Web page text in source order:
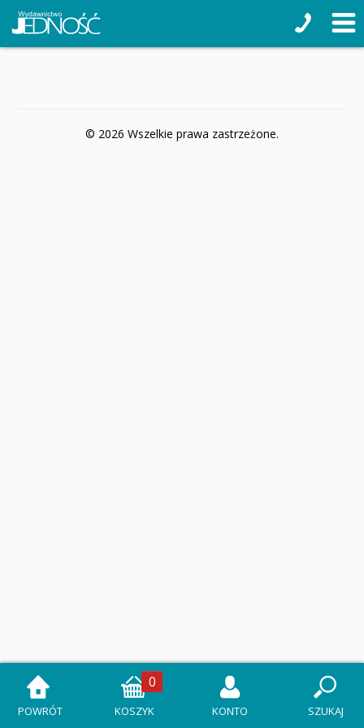
© 2026 Wszelkie prawa zastrzeżone.
POWRÓT
0
KOSZYK KONTO SZUKAJ